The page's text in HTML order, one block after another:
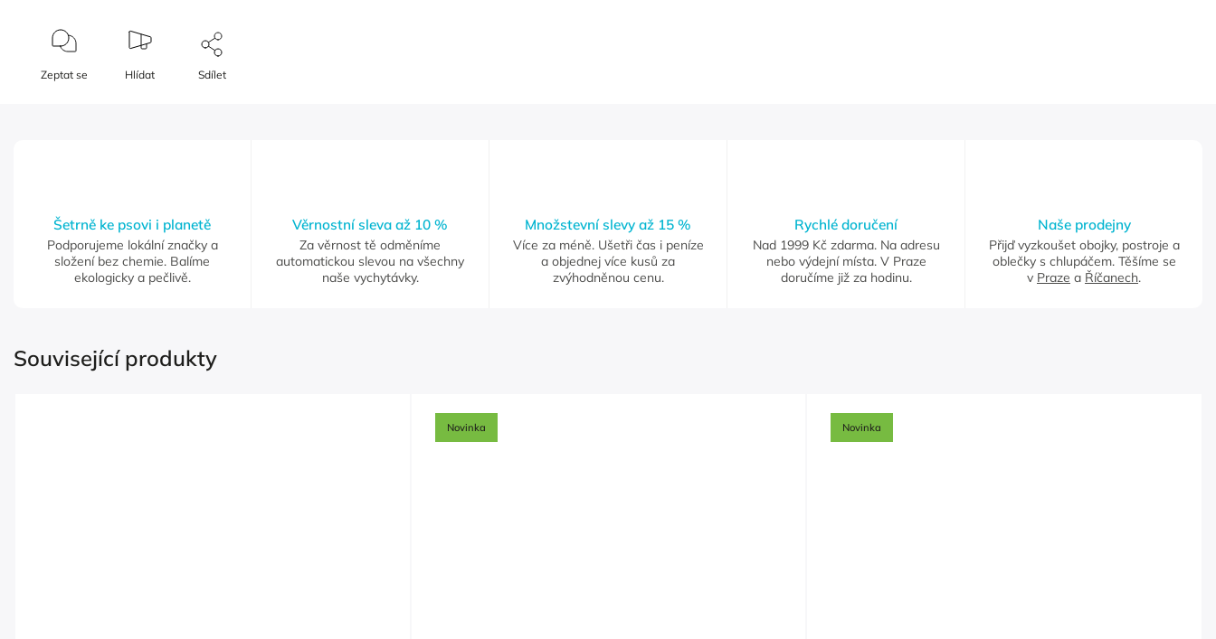
Zeptat se Hlídat Sdílet
Šetrně ke psovi i planetě
Podporujeme lokální značky a
složení bez chemie. Balíme
ekologicky a pečlivě.
Věrnostní sleva až 10 %
Za věrnost tě odměníme
automatickou slevou na všechny
naše vychytávky.
Množstevní slevy až 15 %
Více za méně. Ušetři čas i peníze
a objednej více kusů za
zvýhodněnou cenu.
Rychlé doručení
Nad 1999 Kč zdarma. Na adresu
nebo výdejní místa. V Praze
doručíme již za hodinu.
Naše prodejny
Přijď vyzkoušet obojky, postroje a
oblečky s chlupáčem. Těšíme se
v Praze a Říčanech.
Související produkty
Novinka Novinka